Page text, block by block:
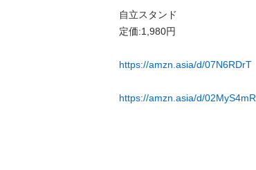
自立スタンド
定価:1,980円
https://amzn.asia/d/07N6RDrT
https://amzn.asia/d/02MyS4mR